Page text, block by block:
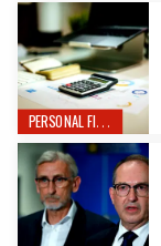
PERSONAL FINANCE